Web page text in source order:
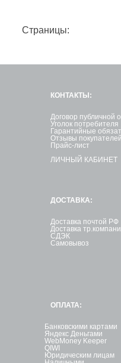
Страницы:
КОНТАКТЫ:
Договор публичной
Уголок потребителя
Гарантийные
Отзывы покупателей
Прайс-лист
ЛИЧНЫЙ КАБИНЕТ
ДОСТАВКА:
Доставка почтой РФ
Доставка
СДЭК
Самовывоз
ОПЛАТА:
Банковскими картами
Яндекс Деньгами
WebMoney Keeper
QIWI
Юридическим лицам